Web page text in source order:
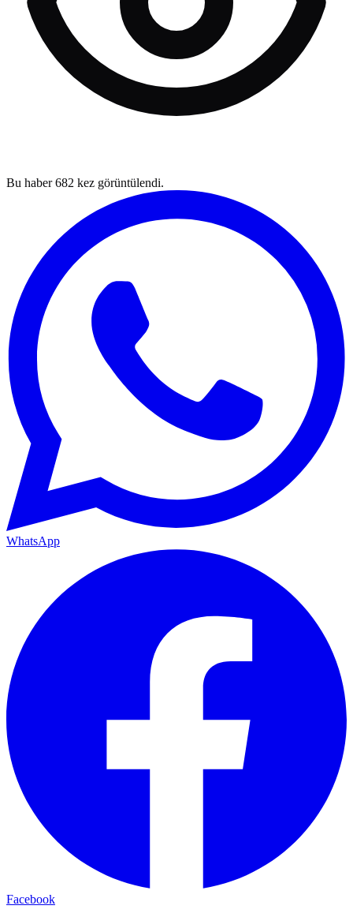
Bu haber682 kez görüntülendi.
WhatsApp
Facebook